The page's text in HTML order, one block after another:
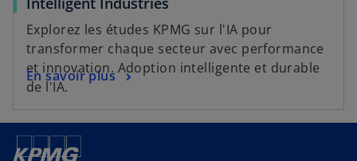
o
n
g
e
o
u
v
e
l
o
n
g
o
u
v
Explorez les études KPMG sur l'IA pour
transformer chaque secteur avec performance
et innovation. Adoption intelligente et durable
de l'IA.
En savoir plus
s
’
o
u
v